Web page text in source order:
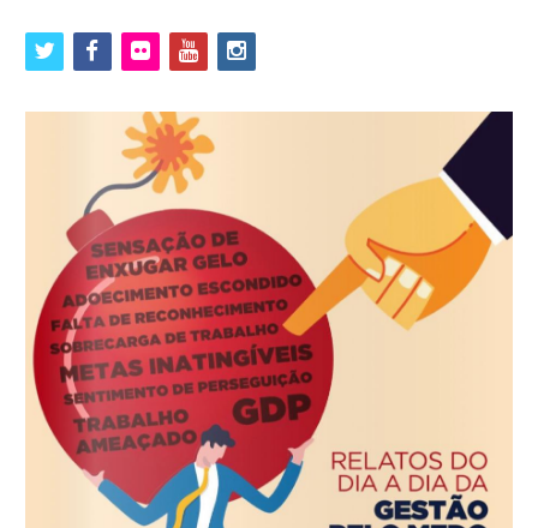
twitter facebookflickr youtubeinstagram